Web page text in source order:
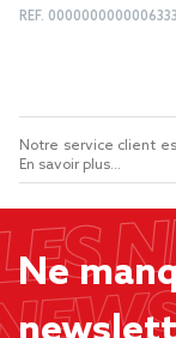
REF.
Notre service client
En savoir plus...
Ne